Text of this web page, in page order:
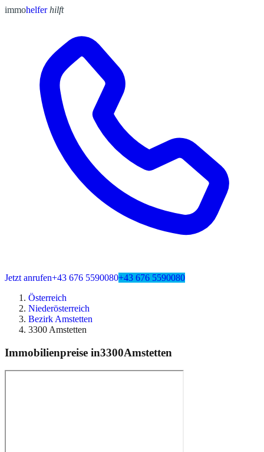
immohelfer hilft
Jetzt anrufen+43 676 5590080+43 676 5590080
Österreich
Niederösterreich
Bezirk Amstetten
3300 Amstetten
Immobilienpreise in3300Amstetten